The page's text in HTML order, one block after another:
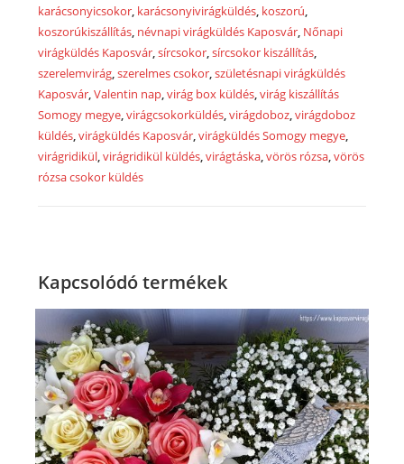
karácsonyicsokor, karácsonyivirágküldés, koszorú,
koszorúkiszállítás, névnapi virágküldés Kaposvár, Nőnapi
virágküldés Kaposvár,sírcsokor,sírcsokor kiszállítás,
szerelemvirág,szerelmes csokor,születésnapi virágküldés
Kaposvár,Valentin nap,virág box küldés,virág kiszállítás
Somogy megye,virágcsokorküldés,virágdoboz,virágdoboz
küldés,virágküldés Kaposvár,virágküldés Somogy megye,
virágridikül,virágridikül küldés,virágtáska,vörös rózsa,vörös
rózsa csokor küldés
Kapcsolódó termékek